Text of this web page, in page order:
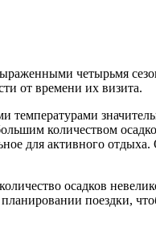
четырьмя
от времени их визита.
температурами
количеством
для активного
осадков
поездки,